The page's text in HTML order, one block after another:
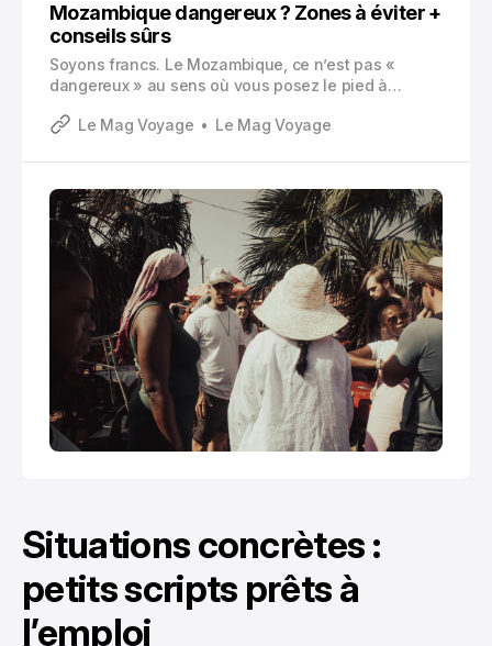
Mozambique dangereux ? Zones à éviter +
conseils sûrs
Soyons francs. Le Mozambique, ce n’est pas «
dangereux » au sens où vous posez le pied à
plus une destination où l’on improvise tout, surtout
Le Mag Voyage Le Mag Voyage
Situations concrètes :
petits scripts prêts à
l’emploi